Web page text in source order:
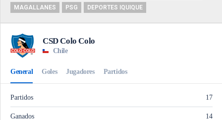
MAGALLANES
PSG DEPORTES IQUIQUE